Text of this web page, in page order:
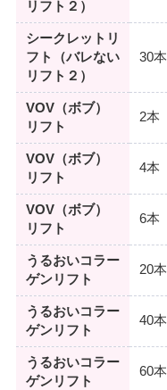
リフト２）
シークレットリ
フト（バレない
リフト２）
30本
VOV（ボブ）
リフト
2本
VOV（ボブ）
リフト
4本
VOV（ボブ）
リフト
6本
うるおいコラー
ゲンリフト
20本
うるおいコラー
ゲンリフト
40本
うるおいコラー
ゲンリフト
60本